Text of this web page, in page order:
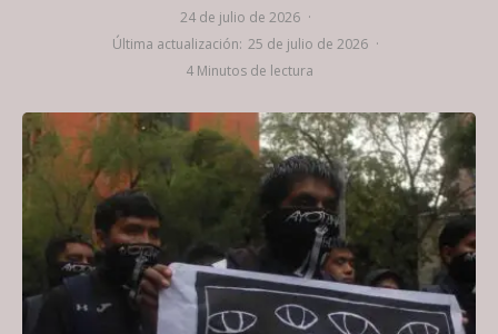
24 de julio de 2026 ·
Última actualización: 25 de julio de 2026 ·
4 Minutos de lectura